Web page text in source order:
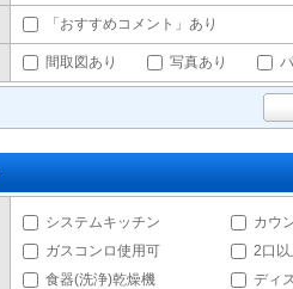
「おすすめコメント」あり
間取図あり 写真あり
システムキッチン
カウ
ガスコンロ使用可
2口
食器(洗浄)乾燥機
ディ